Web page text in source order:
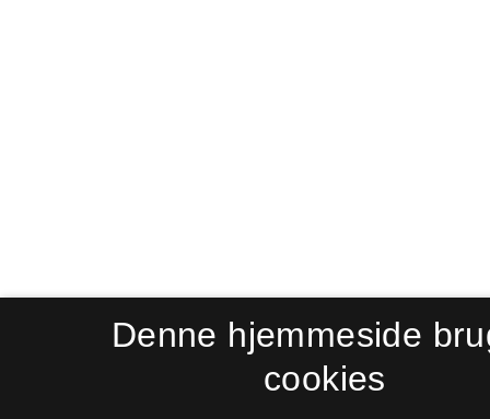
Denne hjemmeside
cookies